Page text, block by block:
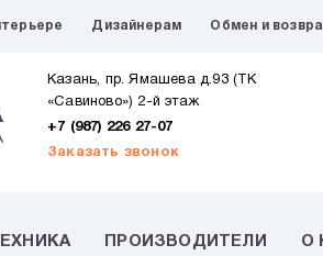
Дизайнерам Обмен и
Казань, пр. Ямашева д.93 (ТК
«Савиново») 2-й этаж
+7 (987) 226 27-07
Заказать звонок
ПРОИЗВОДИТЕЛИ О